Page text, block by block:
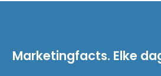
Marketingfacts. Elke